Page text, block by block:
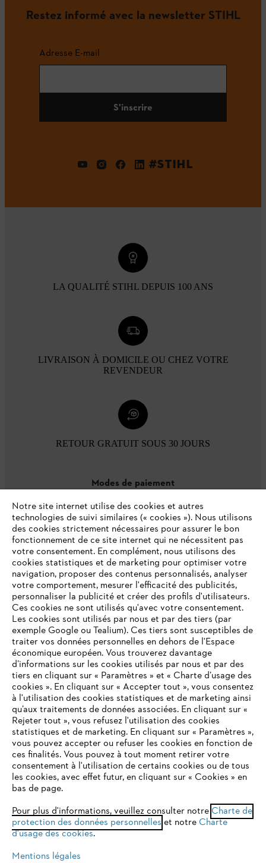
Restez informé avec la newsletter STIHL
Adresse E-mail
S'inscrire
#STIHL
LA QUALITÉ STIHL DEPUIS 100 ANS
LIVRAISON À DOMICILE OU CHEZ VOTRE
REVENDEUR
RETOUR GRATUIT SOUS 30 JOURS
Modes de paiement
L'Entreprise
Questions / Réponses
Service
Conditions Générales de Vente
Mentions légales Cookies
Conditions de garantie
VOTRE NAVIGATEUR INTERNET
N'EST PLUS PRIS EN CHARGE
Vous utilisez un navigateur Internet que nous ne prenons plus
en charge, et certaines fonctionnalités de notre site ne
peuvent fonctionner correctement. Pour une utilisation
optimale de notre site, nous vous recommandons de passer à
l'un des navigateurs suivants :
Notre site internet utilise des cookies et autres
technologies de suivi similaires (« cookies »). Nous utilisons
des cookies strictement nécessaires pour assurer le bon
fonctionnement de ce site internet qui ne nécessitent pas
votre consentement. En complément, nous utilisons des
cookies statistiques et de marketing pour optimiser votre
navigation, proposer des contenus personnalisés, analyser
votre comportement, mesurer l'efficacité des publicités,
personnaliser la publicité et créer des profils d'utilisateurs.
Ces cookies ne sont utilisés qu'avec votre consentement.
Les cookies sont utilisés par nous et par des tiers (par
exemple Google ou Tealium). Ces tiers sont susceptibles de
traiter vos données personnelles en dehors de l'Espace
économique européen. Vous trouverez davantage
d’informations sur les cookies utilisés par nous et par des
tiers en cliquant sur « Paramètres » et « Charte d’usage des
cookies ». En cliquant sur « Accepter tout », vous consentez
à l'utilisation des cookies statistiques et de marketing ainsi
qu’aux traitements de données associées. En cliquant sur «
Rejeter tout », vous refusez l'utilisation des cookies
statistiques et de marketing. En cliquant sur « Paramètres »,
vous pouvez accepter ou refuser les cookies en fonction de
ces finalités. Vous pouvez à tout moment retirer votre
consentement à l'utilisation de certains cookies ou de tous
les cookies, avec effet futur, en cliquant sur « Cookies » en
bas de page.
Pour plus d'informations, veuillez consulter notre Charte de
protection des données personnelles et notre Charte
d'usage des cookies.
Mentions légales